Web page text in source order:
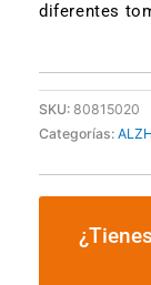
diferentes
SKU: 80815020
Categorías: